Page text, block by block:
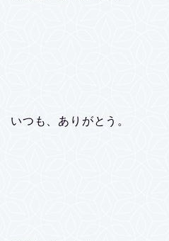
いつも、ありがとう。